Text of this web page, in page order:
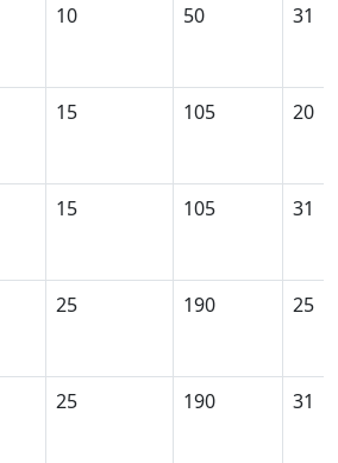
10 50 31
15 105 20
15 105 31
25 190 25
25 190 31